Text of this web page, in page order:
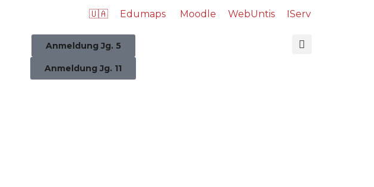
🇺🇦 Edumaps Moodle WebUntis IServ
Anmeldung Jg. 5
Anmeldung Jg. 11